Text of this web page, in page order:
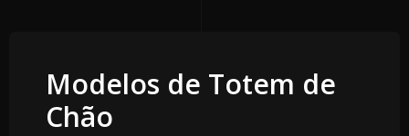
Modelos de Totem de
Chão